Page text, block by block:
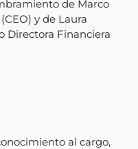
de Marco
y de Laura
Directora Financiera
al cargo,